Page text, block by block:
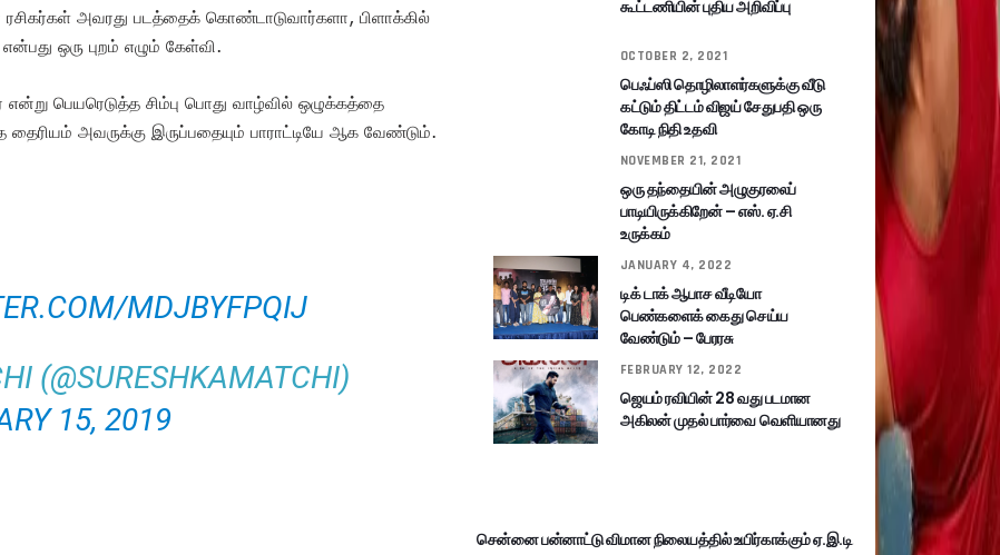
ரசிகர்கள் அவரது படத்தைக் கொண்டாடுவார்களா, பிளாக்கில்
ஒரு புறம் எழும் கேள்வி.
என்று பெயரெடுத்த சிம்பு பொது வாழ்வில் ஒழுக்கத்தை
தைரியம் அவருக்கு இருப்பதையும் பாராட்டியே ஆக வேண்டும்.
MDJBYFPQIJ
(@SURESHKAMATCHI)
15, 2019
கூட்டணியின் புதிய அறிவிப்பு
OCTOBER 2, 2021
பெஃப்ஸி தொழிலாளர்களுக்கு வீடு
கட்டும் திட்டம் விஜய் சேதுபதி ஒரு
கோடி நிதி உதவி
NOVEMBER 21, 2021
ஒரு தந்தையின் அழுகுரலைப்
பாடியிருக்கிறேன் – எஸ். ஏ.சி
உருக்கம்
JANUARY 4, 2022
டிக் டாக் ஆபாச வீடியோ
பெண்களைக் கைது செய்ய
வேண்டும் – பேரரசு
FEBRUARY 12, 2022
ஜெயம் ரவியின் 28 வது படமான
அகிலன் முதல் பார்வை வெளியானது
சென்னை பன்னாட்டு விமான நிலையத்தில் உயிர்காக்கும் ஏ.இ.டி